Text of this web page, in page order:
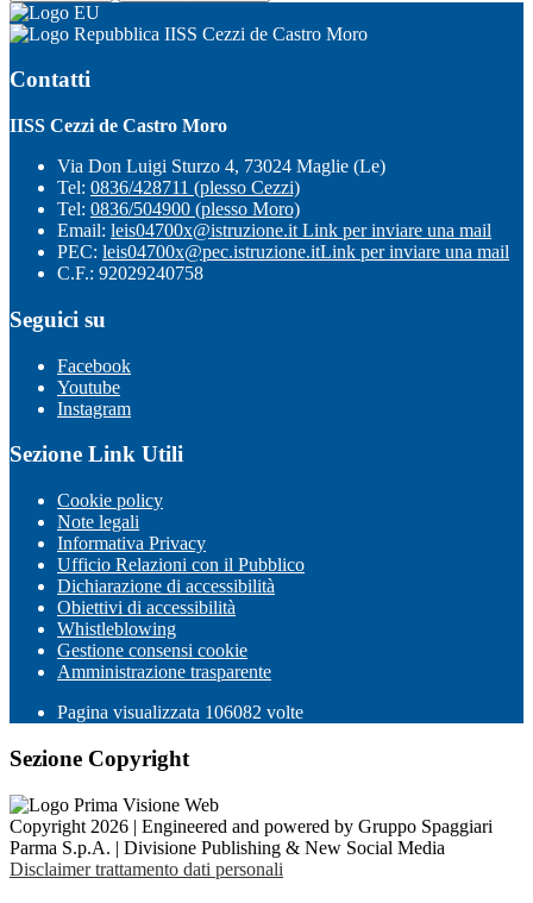
IISS Cezzi de Castro Moro
Contatti
IISS Cezzi de Castro Moro
Via Don Luigi Sturzo 4, 73024 Maglie (Le)
Tel: 0836/428711 (plesso Cezzi)
Tel: 0836/504900 (plesso Moro)
Email: leis04700x@istruzione.it Link per inviare una mail
PEC: leis04700x@pec.istruzione.itLink per inviare una mail
C.F.: 92029240758
Seguici su
Facebook
Youtube
Instagram
Sezione Link Utili
Cookie policy
Note legali
Informativa Privacy
Ufficio Relazioni con il Pubblico
Dichiarazione di accessibilità
Obiettivi di accessibilità
Whistleblowing
Gestione consensi cookie
Amministrazione trasparente
Pagina visualizzata 106082 volte
Sezione Copyright
Copyright 2026 | Engineered and powered by Gruppo Spaggiari
Parma S.p.A. | Divisione Publishing & New Social Media
Disclaimer trattamento dati personali